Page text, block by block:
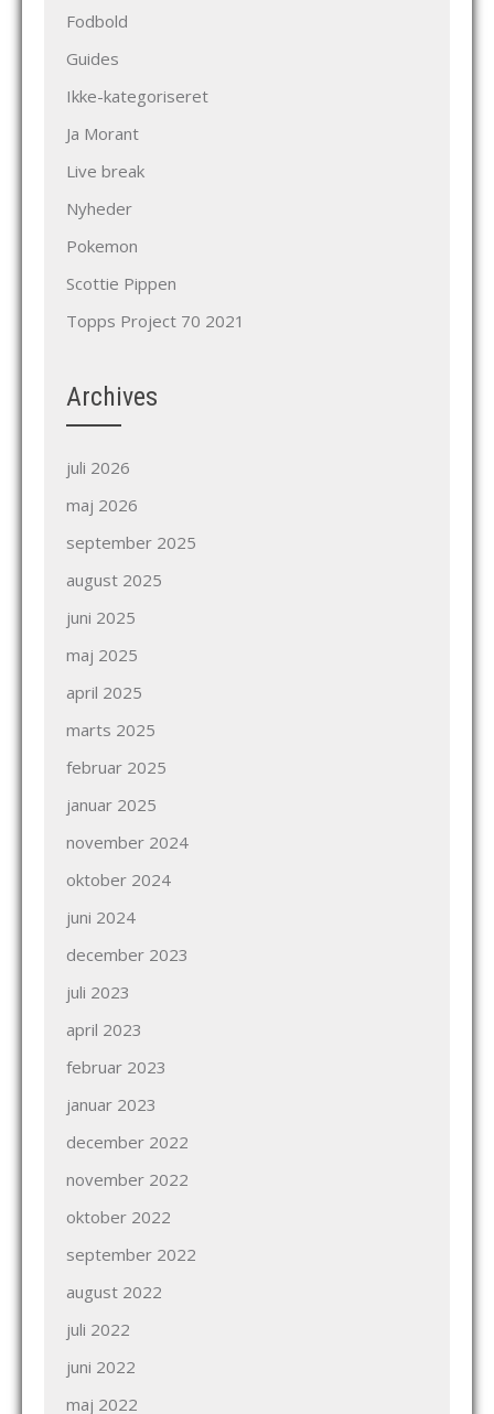
Fodbold
Guides
Ikke-kategoriseret
Ja Morant
Live break
Nyheder
Pokemon
Scottie Pippen
Topps Project 70 2021
Archives
juli 2026
maj 2026
september 2025
august 2025
juni 2025
maj 2025
april 2025
marts 2025
februar 2025
januar 2025
november 2024
oktober 2024
juni 2024
december 2023
juli 2023
april 2023
februar 2023
januar 2023
december 2022
november 2022
oktober 2022
september 2022
august 2022
juli 2022
juni 2022
maj 2022